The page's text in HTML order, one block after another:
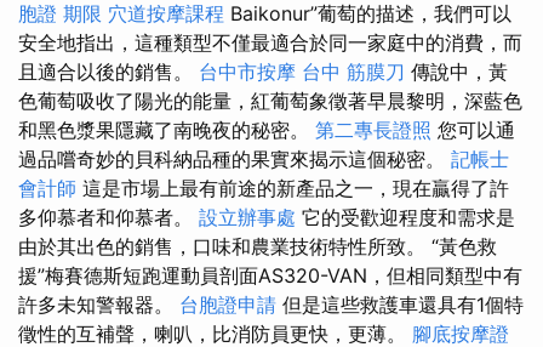
胞證 期限 穴道按摩課程 Baikonur”葡萄的描述，我們可以
安全地指出，這種類型不僅最適合於同一家庭中的消費，而
且適合以後的銷售。 台中市按摩 台中 筋膜刀 傳說中，黃
色葡萄吸收了陽光的能量，紅葡萄象徵著早晨黎明，深藍色
和黑色漿果隱藏了南晚夜的秘密。 第二專長證照 您可以通
過品嚐奇妙的貝科納品種的果實來揭示這個秘密。 記帳士
會計師 這是市場上最有前途的新產品之一，現在贏得了許
多仰慕者和仰慕者。 設立辦事處 它的受歡迎程度和需求是
由於其出色的銷售，口味和農業技術特性所致。 “黃色救
援”梅賽德斯短跑運動員剖面AS320-VAN，但相同類型中有
許多未知警報器。 台胞證申請 但是這些救護車還具有1個特
徵性的互補聲，喇叭，比消防員更快，更薄。 腳底按摩證